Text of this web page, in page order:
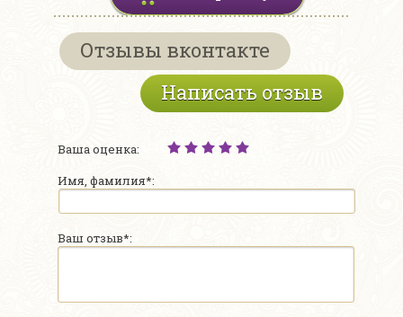
Отзывы вконтакте
Написать отзыв
Ваша оценка:
Имя, фамилия*:
Ваш отзыв*: